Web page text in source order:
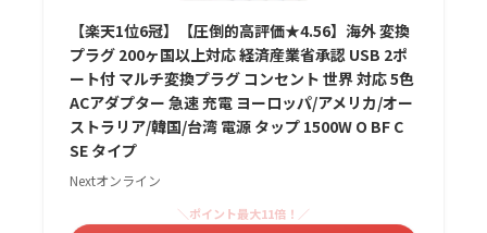
【楽天1位6冠】【圧倒的高評価★4.56】海外 変換
プラグ 200ヶ国以上対応 経済産業省承認 USB 2ポ
ート付 マルチ変換プラグ コンセント 世界 対応 5色
ACアダプター 急速 充電 ヨーロッパ/アメリカ/オー
ストラリア/韓国/台湾 電源 タップ 1500W O BF C
SE タイプ
Nextオンライン
＼ポイント最大11倍！／